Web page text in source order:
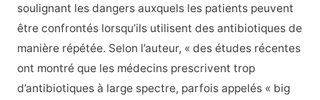
soulignant les dangers auxquels les patients peuvent
être confrontés lorsqu’ils utilisent des antibiotiques de
manière répétée. Selon l’auteur, « des études récentes
ont montré que les médecins prescrivent trop
d’antibiotiques à large spectre, parfois appelés « big